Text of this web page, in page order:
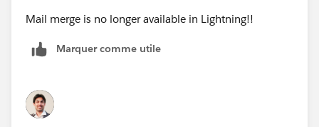
Mail merge is no longer available in Lightning!!
Marquer comme utile